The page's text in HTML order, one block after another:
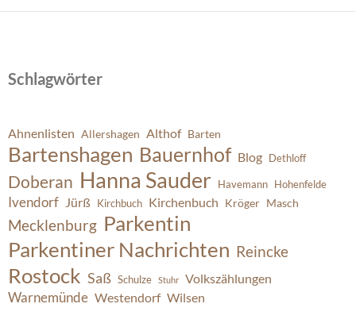
Schlagwörter
Ahnenlisten Allershagen Althof Barten
Bartenshagen Bauernhof Blog Dethloff
Doberan Hanna Sauder Havemann Hohenfelde
Ivendorf Jürß Kirchbuch Kirchenbuch Kröger Masch
Mecklenburg Parkentin
Parkentiner Nachrichten Reincke
Rostock Saß Schulze Stuhr Volkszählungen
Warnemünde Westendorf Wilsen